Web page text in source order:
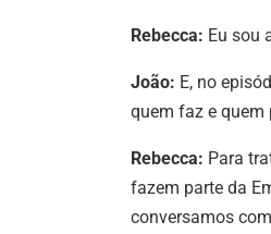
Rebecca: Eu sou
João: E, no
quem faz e quem
Rebecca: Para
fazem parte da
conversamos